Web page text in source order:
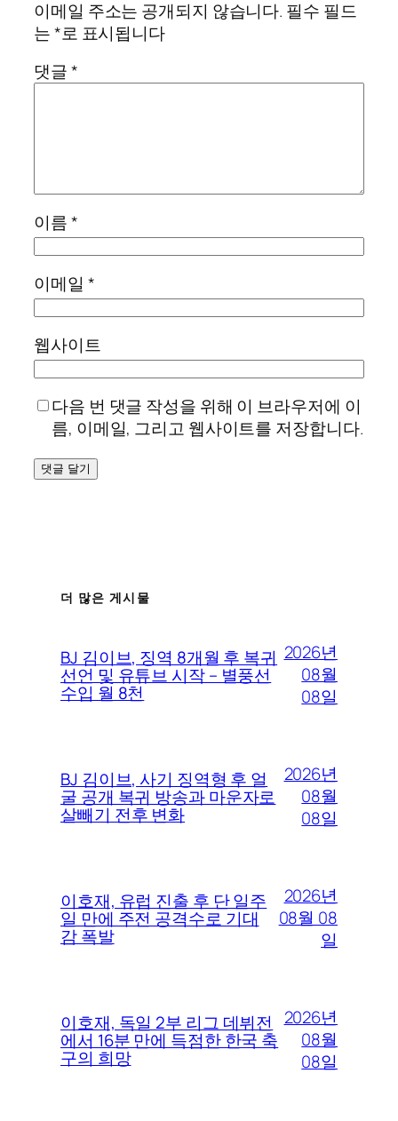
이메일 주소는 공개되지 않습니다. 필수 필드
는*로 표시됩니다
댓글*
이름*
이메일 *
웹사이트
다음 번 댓글 작성을 위해 이 브라우저에 이
름, 이메일, 그리고 웹사이트를 저장합니다.
더 많은 게시물
BJ 김이브, 징역 8개월 후 복귀
선언 및 유튜브 시작 – 별풍선
수입 월 8천
2026년
08월
08일
BJ 김이브, 사기 징역형 후 얼
굴 공개 복귀 방송과 마운자로
살빼기 전후 변화
2026년
08월
08일
이호재, 유럽 진출 후 단 일주
일 만에 주전 공격수로 기대
감 폭발
2026년
08월 08
일
이호재, 독일 2부 리그 데뷔전
에서 16분 만에 득점한 한국 축
구의 희망
2026년
08월
08일